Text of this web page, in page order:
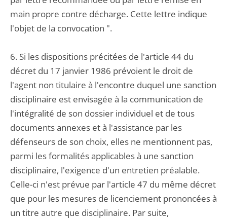
main propre contre décharge. Cette lettre indique
l'objet de la convocation ".
6. Si les dispositions précitées de l'article 44 du
décret du 17 janvier 1986 prévoient le droit de
l'agent non titulaire à l'encontre duquel une sanction
disciplinaire est envisagée à la communication de
l'intégralité de son dossier individuel et de tous
documents annexes et à l'assistance par les
défenseurs de son choix, elles ne mentionnent pas,
parmi les formalités applicables à une sanction
disciplinaire, l'exigence d'un entretien préalable.
Celle-ci n'est prévue par l'article 47 du même décret
que pour les mesures de licenciement prononcées à
un titre autre que disciplinaire. Par suite,